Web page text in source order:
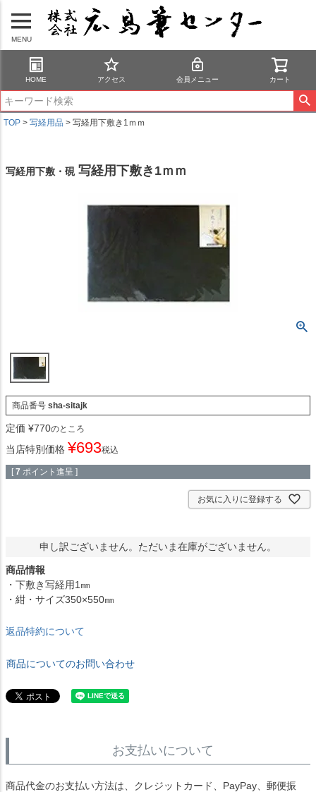
MENU
HOME アクセス 会員メニュー カート
TOP 写経用品 写経用下敷き1ｍｍ
写経用下敷・硯 写経用下敷き1ｍｍ
商品番号 sha-sitajk
定価 ¥770のところ
当店特別価格 ¥693税込
[ 7 ポイント進呈 ]
お気に入りに登録する
申し訳ございません。ただいま在庫がございません。
商品情報
・下敷き写経用1㎜
・紺・サイズ350×550㎜
返品特約について
商品についてのお問い合わせ
お支払いについて
商品代金のお支払い方法は、クレジットカード、PayPay、郵便振